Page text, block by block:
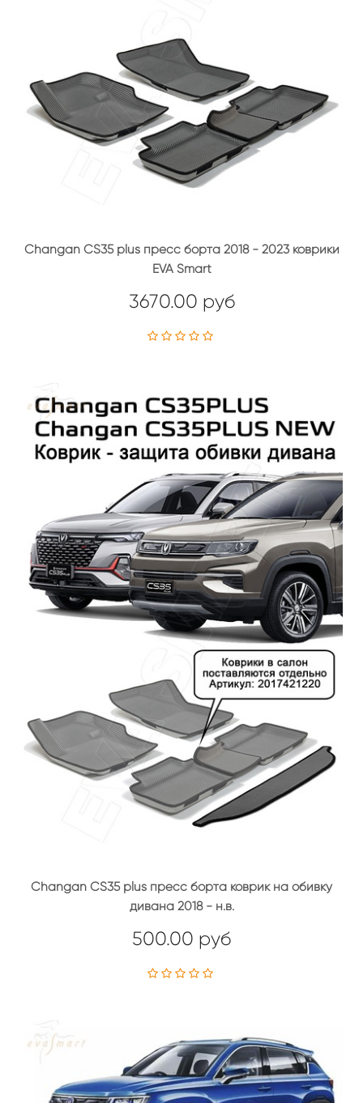
Changan CS35 plus пресс борта 2018 - 2023 коврики
EVA Smart
3670.00 руб
Changan CS35 plus пресс борта коврик на обивку
дивана 2018 - н.в.
500.00 руб